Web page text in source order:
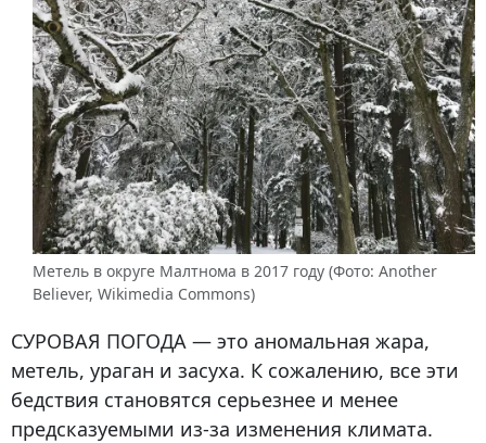
Метель в округе Малтнома в 2017 году (Фото: Another
Believer, Wikimedia Commons)
СУРОВАЯ ПОГОДА — это аномальная жара,
метель, ураган и засуха. К сожалению, все эти
бедствия становятся серьезнее и менее
предсказуемыми из-за изменения климата.